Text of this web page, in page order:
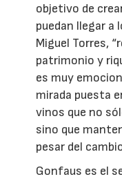
objetivo de
puedan llegar a
Miguel Torres,
patrimonio y
es muy
mirada puesta
vinos que no
sino que
pesar del
Gonfaus es el